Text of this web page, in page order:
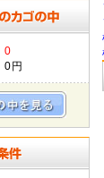
0
0円